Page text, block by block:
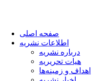
صفحه اصلی
اطلاعات نشریه
درباره نشریه
هیات تحریریه
اهداف و زمینه‌ها